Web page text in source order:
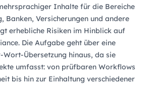
Inhalte für die Bereiche
Banken, Versicherungen und andere
erhebliche Risiken im Hinblick auf
Die Aufgabe geht über eine
Übersetzung hinaus, da sie
umfasst: von prüfbaren Workflows
bis hin zur Einhaltung verschiedener